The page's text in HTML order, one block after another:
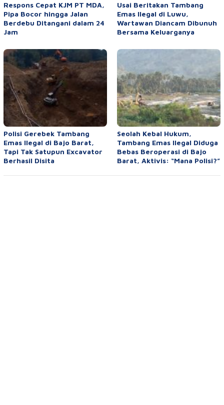
Respons Cepat KJM PT MDA,
Pipa Bocor hingga Jalan
Berdebu Ditangani dalam 24
Jam
Usai Beritakan Tambang
Emas Ilegal di Luwu,
Wartawan Diancam Dibunuh
Bersama Keluarganya
Polisi Gerebek Tambang
Emas Ilegal di Bajo Barat,
Tapi Tak Satupun Excavator
Berhasil Disita
Seolah Kebal Hukum,
Tambang Emas Ilegal Diduga
Bebas Beroperasi di Bajo
Barat, Aktivis: “Mana Polisi?”